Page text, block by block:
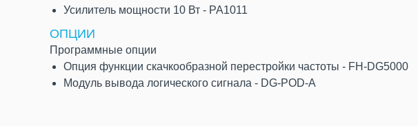
Усилитель мощности 10 Вт - PA1011
ОПЦИИ
Программные опции
Опция функции скачкообразной перестройки частоты - FH-DG5000
Модуль вывода логического сигнала - DG-POD-A